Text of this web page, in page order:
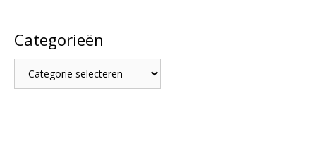
Categorieën